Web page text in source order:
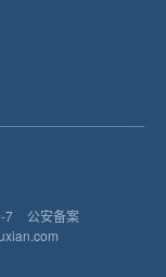
7
公安备案